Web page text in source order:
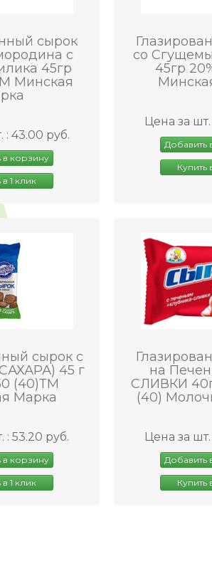
сырок
с
45гр
Минская
: 43.00 руб.
в корзину
в 1 клик
со
45гр
Цена за
Добавить
Купить
сырок с
45 г
(40)ТМ
Марка
: 53.20 руб.
в корзину
в 1 клик
на
СЛИВКИ
(40)
Цена за
Добавить
Купить